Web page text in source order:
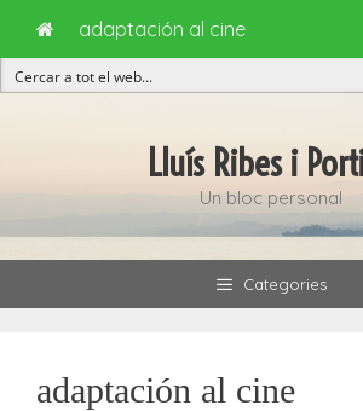
Lluís Ribes i
Un bloc personal
Categories
adaptación al cine
adaptación al cine